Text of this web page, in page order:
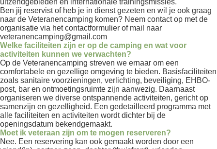
uitzendgebieden en internationale trainingsmissies.
Ben jij reservist of heb je in dienst gezeten en wil je ook graag
naar de Veteranencamping komen? Neem contact op met de
organisatie via het contactformulier of mail naar
veteranencamping@gmail.com
Welke faciliteiten zijn er op de camping en wat voor
activiteiten kunnen we verwachten?
Op de Veteranencamping streven we ernaar om een
comfortabele en gezellige omgeving te bieden. Basisfaciliteiten
zoals sanitaire voorzieningen, verlichting, beveiliging, EHBO-
post, bar en ontmoetingsruimte zijn aanwezig. Daarnaast
organiseren we diverse ontspannende activiteiten, gericht op
samenzijn en gezelligheid. Een gedetailleerd programma met
alle faciliteiten en activiteiten wordt dichter bij de
openingsdatum bekendgemaakt.
Moet ik veteraan zijn om te mogen reserveren?
Nee. Een reservering kan ook gemaakt worden door een